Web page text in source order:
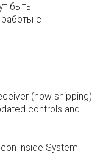
быть
с
(now shipping)
controls and
inside System